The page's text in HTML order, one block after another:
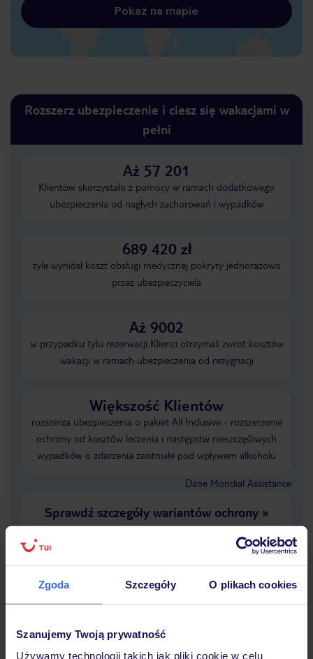
Zgoda Szczegóły O plikach cookies
Szanujemy Twoją prywatność
Używamy technologii takich jak pliki cookie w celu
Pokaż na mapie
Rozszerz ubezpieczenie i ciesz się wakacjami w
pełni
Aż 57 201
Klientów skorzystało z pomocy w ramach dodatkowego
ubezpieczenia od nagłych zachorowań i wypadków
689 420 zł
tyle wyniósł koszt obsługi medycznej pokryty jednorazowo
przez ubezpieczyciela
Aż 9002
w przypadku tylu rezerwacji Klienci otrzymali zwrot kosztów
wakacji w ramach ubezpieczenia od rezygnacji
Większość Klientów
rozszerza ubezpieczenia o pakiet All Inclusive - rozszerzenie
ochrony od kosztów leczenia i następstw nieszczęśliwych
wypadków o zdarzenia zaistniałe pod wpływem alkoholu
Dane Mondial Assistance
Sprawdź szczegóły wariantów ochrony»
Dlaczego warto wybrać TUI?